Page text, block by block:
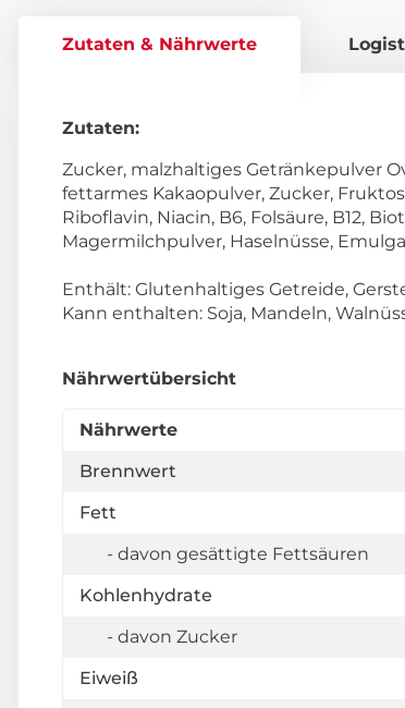
Zutaten & Nährwerte
Zutaten:
Zucker, malzhaltiges Getränkepulver
fettarmes Kakaopulver, Zucker,
Riboflavin, Niacin, B6, Folsäure, B12,
Magermilchpulver, Haselnüsse,
Enthält: Glutenhaltiges Getreide,
Kann enthalten: Soja, Mandeln,
Nährwertübersicht
Nährwerte
Brennwert
Fett
- davon gesättigte Fettsäuren
Kohlenhydrate
- davon Zucker
Eiweiß